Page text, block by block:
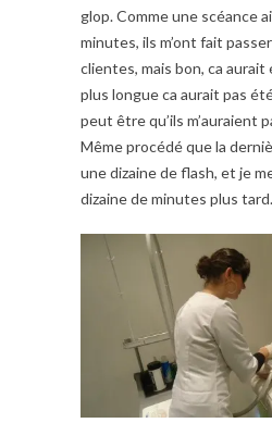
glop. Comme une scéance
minutes, ils m’ont fait
clientes, mais bon, ca
plus longue ca aurait pas
peut être qu’ils m’auraient
Même procédé que la
une dizaine de flash, et je
dizaine de minutes plus tard.